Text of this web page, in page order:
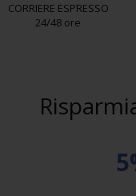
CORRIERE ESPRESSO
24/48 ore